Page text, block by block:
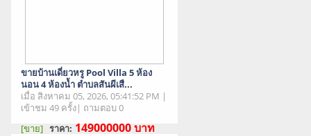
ขายบ้านเดี่ยวหรู Pool Villa 5 ห้อง
นอน 4 ห้องน้ำ ตำบลสันผีเสื...
เมื่อ สิงหาคม 05, 2026, 05:41:52 PM |
เข้าชม 49 ครั้ง| ถามตอบ 0
[ขาย] ราคา: 149000000บาท